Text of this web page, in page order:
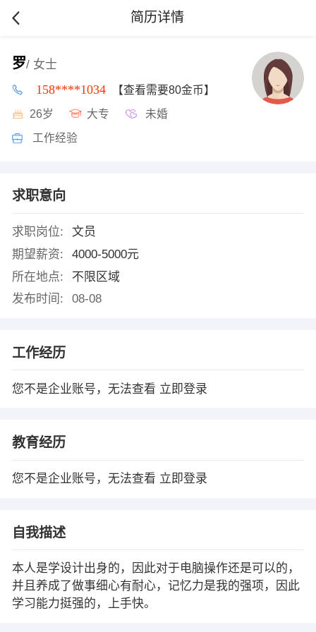
简历详情
罗/ 女士
158****1034 【查看需要80金币】
26岁 大专 未婚
工作经验
求职意向
求职岗位:
文员
期望薪资:
4000-5000元
所在地点:
不限区域
发布时间:
08-08
工作经历
您不是企业账号，无法查看 立即登录
教育经历
您不是企业账号，无法查看 立即登录
自我描述
本人是学设计出身的，因此对于电脑操作还是可以的，
并且养成了做事细心有耐心，记忆力是我的强项，因此
学习能力挺强的，上手快。